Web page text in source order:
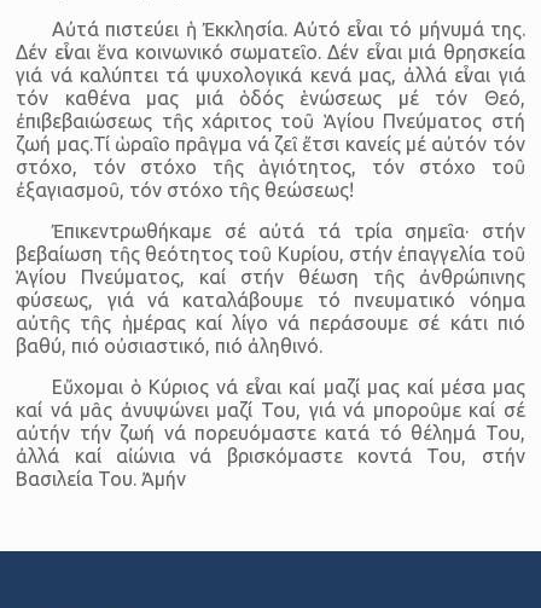
Αὐτά πιστεύει ἡ Ἐκκλησία. Αὐτό εἶναι τό μήνυμά της.
Δέν εἶναι ἕνα κοινωνικό σωματεῖο. Δέν εἶναι μιά θρησκεία
γιά νά καλύπτει τά ψυχολογικά κενά μας, ἀλλά εἶναι γιά
τόν καθένα μας μιά ὁδός ἑνώσεως μέ τόν Θεό,
ἐπιβεβαιώσεως τῆς χάριτος τοῦ Ἁγίου Πνεύματος στή
ζωή μας.Τί ὡραῖο πρᾶγμα νά ζεῖ ἔτσι κανείς μέ αὐτόν τόν
στόχο, τόν στόχο τῆς ἁγιότητος, τόν στόχο τοῦ
ἐξαγιασμοῦ, τόν στόχο τῆς θεώσεως!
Ἐπικεντρωθήκαμε σέ αὐτά τά τρία σημεῖα· στήν
βεβαίωση τῆς θεότητος τοῦ Κυρίου, στήν ἐπαγγελία τοῦ
Ἁγίου Πνεύματος, καί στήν θέωση τῆς ἀνθρώπινης
φύσεως, γιά νά καταλάβουμε τό πνευματικό νόημα
αὐτῆς τῆς ἡμέρας καί λίγο νά περάσουμε σέ κάτι πιό
βαθύ, πιό οὐσιαστικό, πιό ἀληθινό.
Εὔχομαι ὁ Κύριος νά εἶναι καί μαζί μας καί μέσα μας
καί νά μᾶς ἀνυψώνει μαζί Του, γιά νά μποροῦμε καί σέ
αὐτήν τήν ζωή νά πορευόμαστε κατά τό θέλημά Του,
ἀλλά καί αἰώνια νά βρισκόμαστε κοντά Του, στήν
Βασιλεία Του. Ἀμήν